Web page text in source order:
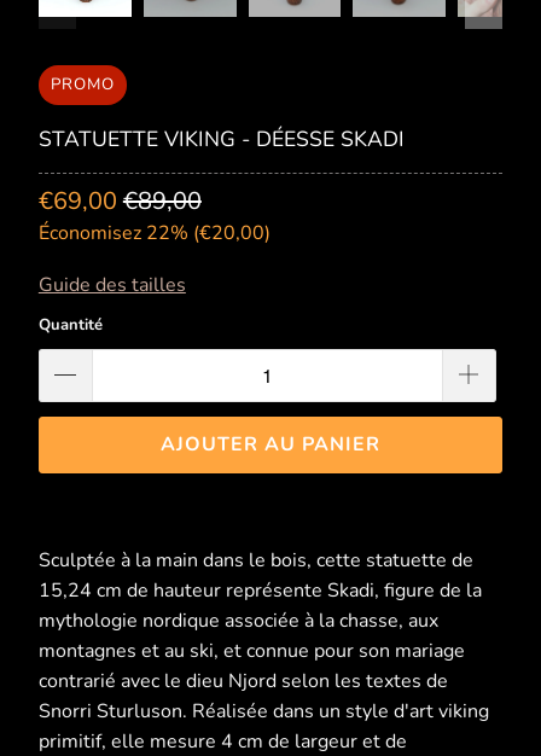
PROMO
STATUETTE VIKING - DÉESSE SKADI
€69,00 €89,00
Économisez 22% (€20,00)
Guide des tailles
Quantité
AJOUTER AU PANIER
Sculptée à la main dans le bois, cette statuette de
15,24 cm de hauteur représente Skadi, figure de la
mythologie nordique associée à la chasse, aux
montagnes et au ski, et connue pour son mariage
contrarié avec le dieu Njord selon les textes de
Snorri Sturluson. Réalisée dans un style d'art viking
primitif, elle mesure 4 cm de largeur et de